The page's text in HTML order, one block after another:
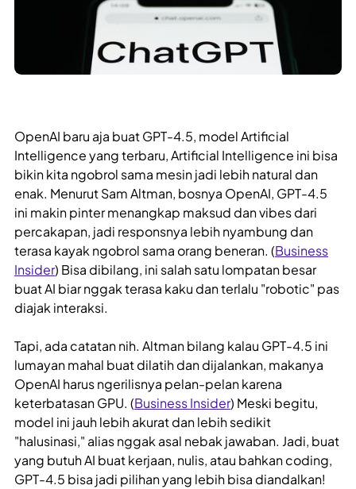
OpenAI baru aja buat GPT-4.5, model Artificial
Intelligence yang terbaru, Artificial Intelligence ini bisa
bikin kita ngobrol sama mesin jadi lebih natural dan
enak. Menurut Sam Altman, bosnya OpenAI, GPT-4.5
ini makin pinter menangkap maksud dan vibes dari
percakapan, jadi responsnya lebih nyambung dan
terasa kayak ngobrol sama orang beneran. (Business
Insider) Bisa dibilang, ini salah satu lompatan besar
buat AI biar nggak terasa kaku dan terlalu "robotic" pas
diajak interaksi.
Tapi, ada catatan nih. Altman bilang kalau GPT-4.5 ini
lumayan mahal buat dilatih dan dijalankan, makanya
OpenAI harus ngerilisnya pelan-pelan karena
keterbatasan GPU. (Business Insider) Meski begitu,
model ini jauh lebih akurat dan lebih sedikit
"halusinasi," alias nggak asal nebak jawaban. Jadi, buat
yang butuh AI buat kerjaan, nulis, atau bahkan coding,
GPT-4.5 bisa jadi pilihan yang lebih bisa diandalkan!